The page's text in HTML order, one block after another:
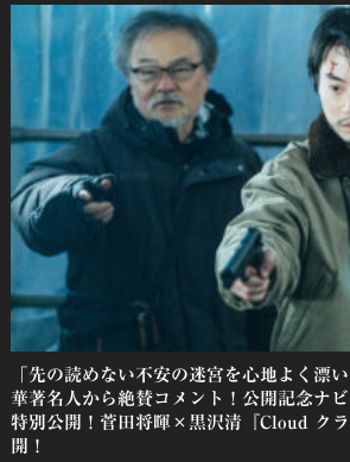
「先の読めない不安の迷宮を心地よく漂
華著名人から絶賛コメント！公開記念ナ
特別公開！菅田将暉×黒沢清『Cloud ク
開！